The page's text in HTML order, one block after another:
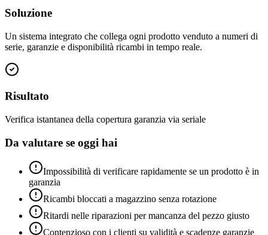
Soluzione
Un sistema integrato che collega ogni prodotto venduto a numeri di
serie, garanzie e disponibilità ricambi in tempo reale.
Risultato
Verifica istantanea della copertura garanzia via seriale
Da valutare se oggi hai
Impossibilità di verificare rapidamente se un prodotto è in
garanzia
Ricambi bloccati a magazzino senza rotazione
Ritardi nelle riparazioni per mancanza del pezzo giusto
Contenzioso con i clienti su validità e scadenze garanzie